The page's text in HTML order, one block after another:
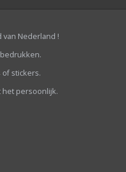
van Nederland !
of stickers.
het persoonlijk.